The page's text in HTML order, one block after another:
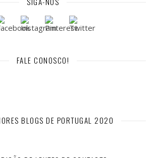
FALE CONOSCO!
BLOGS DE PORTUGAL 2020